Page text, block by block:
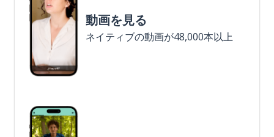
動画を見る
ネイティブの動画が48,000本以上